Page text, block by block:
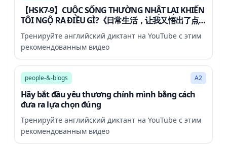
【HSK7-9】CUỘC SỐNG THƯỜNG NHẬT LẠI KHIẾN
TÔI NGỘ RA ĐIỀU GÌ?《日常生活，让我又悟出了点
啥？》| AN KHẢ HY - TIẾNG TRUNG
Тренируйте английский диктант на YouTube с этим
рекомендованным видео
26:33
people-&-blogs A2
Hãy bắt đầu yêu thương chính mình bằng cách
đưa ra lựa chọn đúng
Тренируйте английский диктант на YouTube с этим
рекомендованным видео